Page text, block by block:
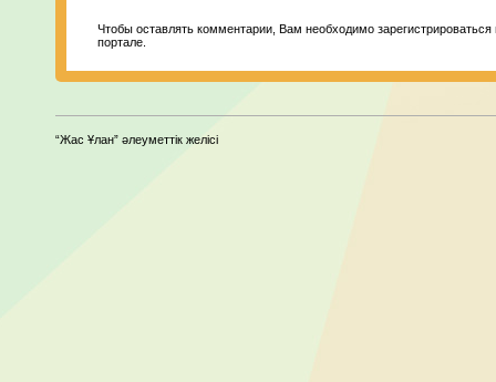
Чтобы оставлять комментарии, Вам необходимо зарегистрироваться
портале.
“Жас Ұлан” әлеуметтік желісі